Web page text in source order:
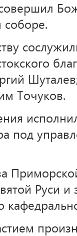
Точуков.
под
Руси и